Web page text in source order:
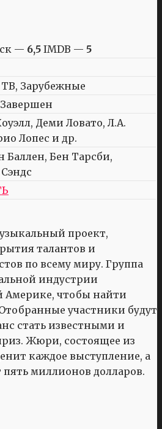
— 6,5 IMDB — 5
ТВ, Зарубежные
Деми Ловато, Л.А.
Лопес и др.
Баллен, Бен Тарсби,
проект,
талантов и
по всему миру. Группа
индустрии
Америке, чтобы найти
участники будут
стать известными и
Жюри, состоящее из
каждое выступление, а
пять миллионов долларов.